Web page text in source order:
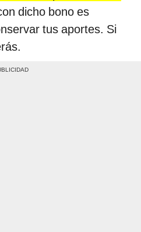
dicho bono es
tus aportes. Si